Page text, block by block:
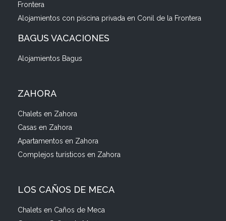
Frontera
Alojamientos con piscina privada en Conil de la Frontera
BAGUS VACACIONES
Alojamientos Bagus
ZAHORA
Chalets en Zahora
Casas en Zahora
Apartamentos en Zahora
Complejos turísticos en Zahora
LOS CAÑOS DE MECA
Chalets en Caños de Meca